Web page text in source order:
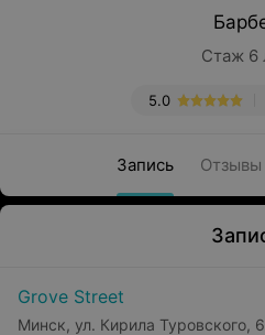
Стаж 6
5.0
Запись Отзывы
Grove Street
Минск, ул. Кирила Туровского, 6